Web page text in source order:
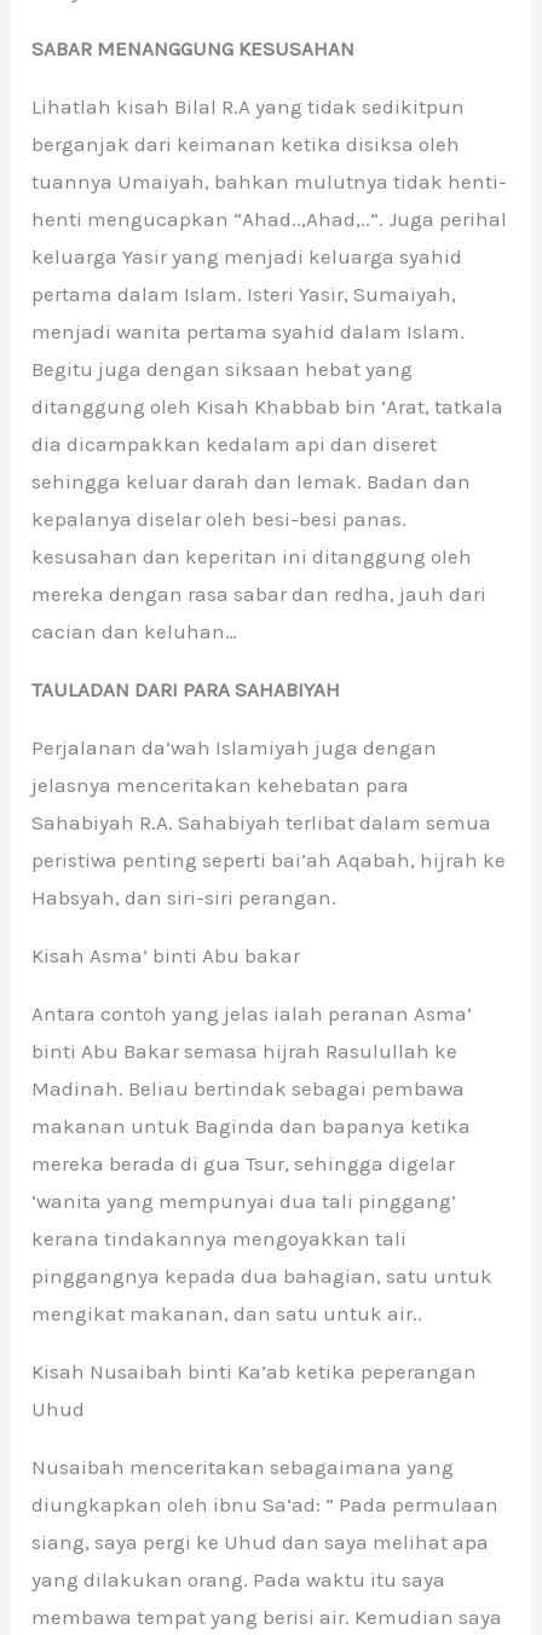
SABAR MENANGGUNG KESUSAHAN
Lihatlah kisah Bilal R.A yang tidak sedikitpun
berganjak dari keimanan ketika disiksa oleh
tuannya Umaiyah, bahkan mulutnya tidak henti-
henti mengucapkan “Ahad..,Ahad,..”. Juga perihal
keluarga Yasir yang menjadi keluarga syahid
pertama dalam Islam. Isteri Yasir, Sumaiyah,
menjadi wanita pertama syahid dalam Islam.
Begitu juga dengan siksaan hebat yang
ditanggung oleh Kisah Khabbab bin ‘Arat, tatkala
dia dicampakkan kedalam api dan diseret
sehingga keluar darah dan lemak. Badan dan
kepalanya diselar oleh besi-besi panas.
kesusahan dan keperitan ini ditanggung oleh
mereka dengan rasa sabar dan redha, jauh dari
cacian dan keluhan…
TAULADAN DARI PARA SAHABIYAH
Perjalanan da’wah Islamiyah juga dengan
jelasnya menceritakan kehebatan para
Sahabiyah R.A. Sahabiyah terlibat dalam semua
peristiwa penting seperti bai’ah Aqabah, hijrah ke
Habsyah, dan siri-siri perangan.
Kisah Asma’ binti Abu bakar
Antara contoh yang jelas ialah peranan Asma’
binti Abu Bakar semasa hijrah Rasulullah ke
Madinah. Beliau bertindak sebagai pembawa
makanan untuk Baginda dan bapanya ketika
mereka berada di gua Tsur, sehingga digelar
‘wanita yang mempunyai dua tali pinggang’
kerana tindakannya mengoyakkan tali
pinggangnya kepada dua bahagian, satu untuk
mengikat makanan, dan satu untuk air..
Kisah Nusaibah binti Ka’ab ketika peperangan
Uhud
Nusaibah menceritakan sebagaimana yang
diungkapkan oleh ibnu Sa’ad: ” Pada permulaan
siang, saya pergi ke Uhud dan saya melihat apa
yang dilakukan orang. Pada waktu itu saya
membawa tempat yang berisi air. Kemudian saya